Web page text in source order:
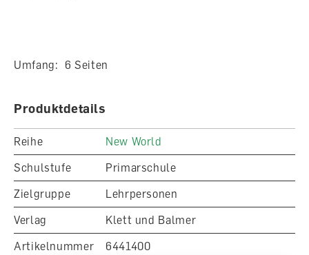
Umfang: 6 Seiten
Produktdetails
Reihe
New World
Schulstufe
Primarschule
Zielgruppe
Lehrpersonen
Verlag
Klett und Balmer
Artikelnummer
6441400